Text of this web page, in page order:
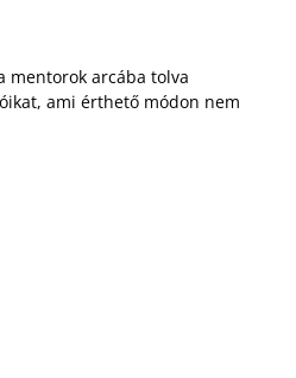
mentorok arcába tolva
ami érthető módon nem